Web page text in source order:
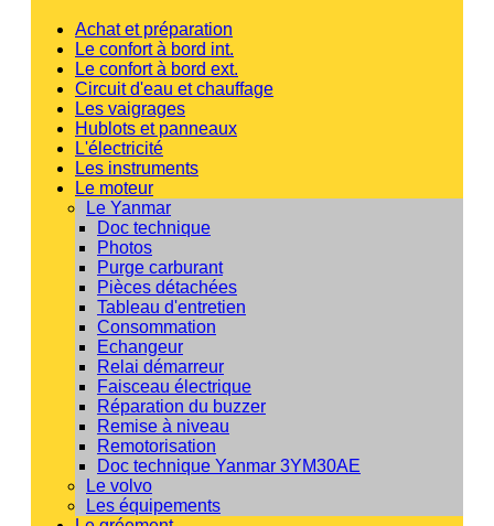
Achat et préparation
Le confort à bord int.
Le confort à bord ext.
Circuit d'eau et chauffage
Les vaigrages
Hublots et panneaux
L'électricité
Les instruments
Le moteur
Le Yanmar
Doc technique
Photos
Purge carburant
Pièces détachées
Tableau d'entretien
Consommation
Echangeur
Relai démarreur
Faisceau électrique
Réparation du buzzer
Remise à niveau
Remotorisation
Doc technique Yanmar 3YM30AE
Le volvo
Les équipements